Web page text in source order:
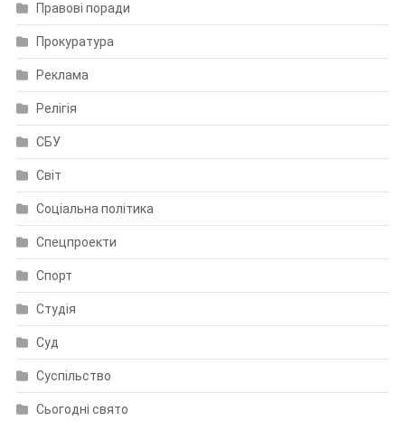
Правові поради
Прокуратура
Реклама
Релігія
СБУ
Світ
Соціальна політика
Спецпроекти
Спорт
Студія
Суд
Суспільство
Сьогодні свято